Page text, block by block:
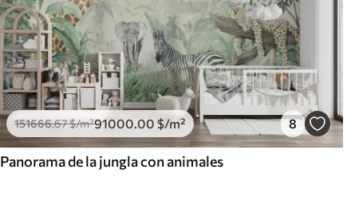
151666.67$/m²91000 .00 $/m² 8
Panorama de la jungla con animales